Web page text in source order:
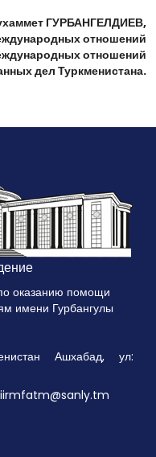
ГУРБАНГЕЛДИЕВ,
отношений
отношений
дел Туркменистана.
оказанию помощи
имени Гурбангулы
Ашхабад, ул: